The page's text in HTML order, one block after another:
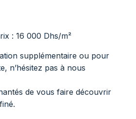
: 16 000 Dhs/m²
supplémentaire ou pour
n’hésitez pas à nous
de vous faire découvrir